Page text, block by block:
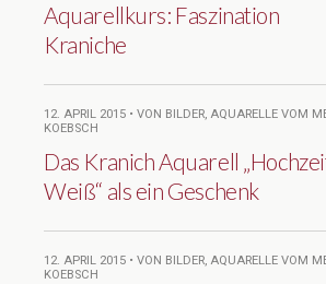
Aquarellkurs: Faszination
Kraniche
12. APRIL 2015 • VON BILDER, AQUARELLE VOM
KOEBSCH
Das Kranich Aquarell
Weiß“ als ein Geschenk
12. APRIL 2015 • VON BILDER, AQUARELLE VOM
KOEBSCH